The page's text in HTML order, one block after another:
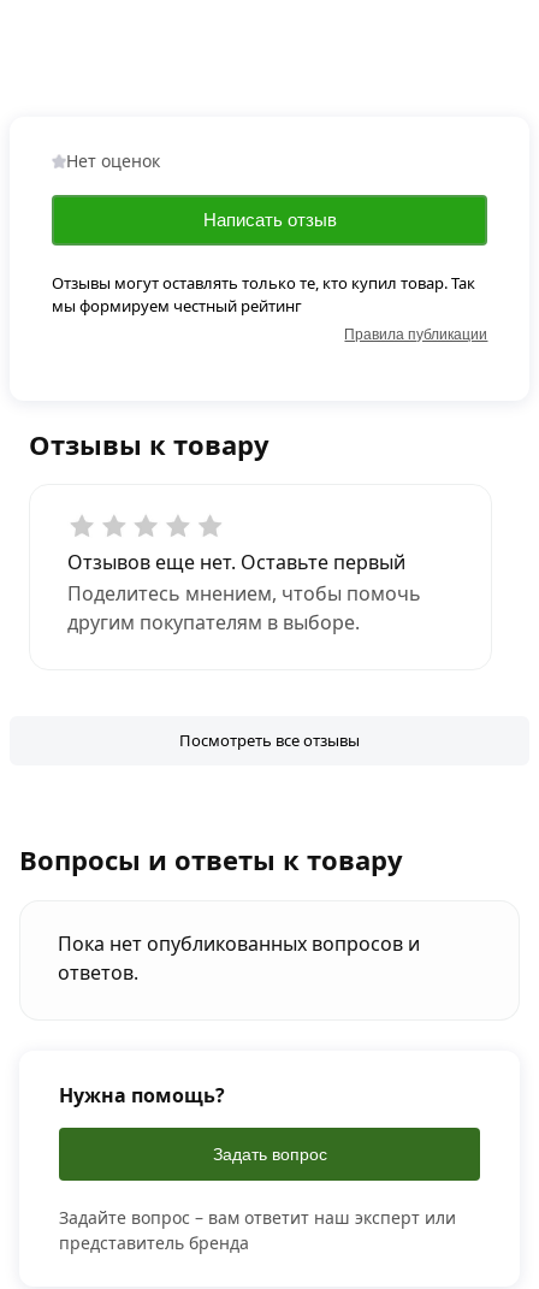
Отзывы к товару
Отзывов еще нет. Оставьте первый
Поделитесь мнением, чтобы помочь
другим покупателям в выборе.
Посмотреть все отзывы
Нет оценок
Написать отзыв
Отзывы могут оставлять только те, кто купил товар. Так
мы формируем честный рейтинг
Правила публикации
Вопросы и ответы к товару
Пока нет опубликованных вопросов и
ответов.
Нужна помощь?
Задать вопрос
Задайте вопрос – вам ответит наш эксперт или
представитель бренда